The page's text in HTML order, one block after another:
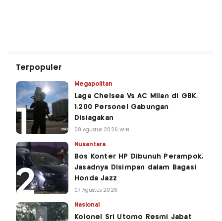
Terpopuler
Megapolitan
Laga Chelsea Vs AC Milan di GBK,
1.200 Personel Gabungan
Disiagakan
08 Agustus 2026 WIB
Nusantara
Bos Konter HP Dibunuh Perampok,
Jasadnya Disimpan dalam Bagasi
Honda Jazz
07 Agustus 2026
Nasional
Kolonel Sri Utomo Resmi Jabat